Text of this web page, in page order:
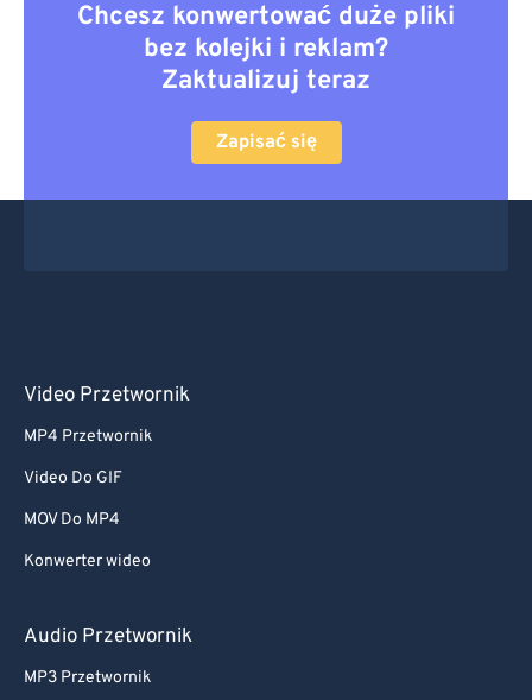
Chcesz konwertować duże pliki
bez kolejki i reklam?
Zaktualizuj teraz
Zapisać się
Video Przetwornik
MP4 Przetwornik
Video Do GIF
MOV Do MP4
Konwerter wideo
Audio Przetwornik
MP3 Przetwornik